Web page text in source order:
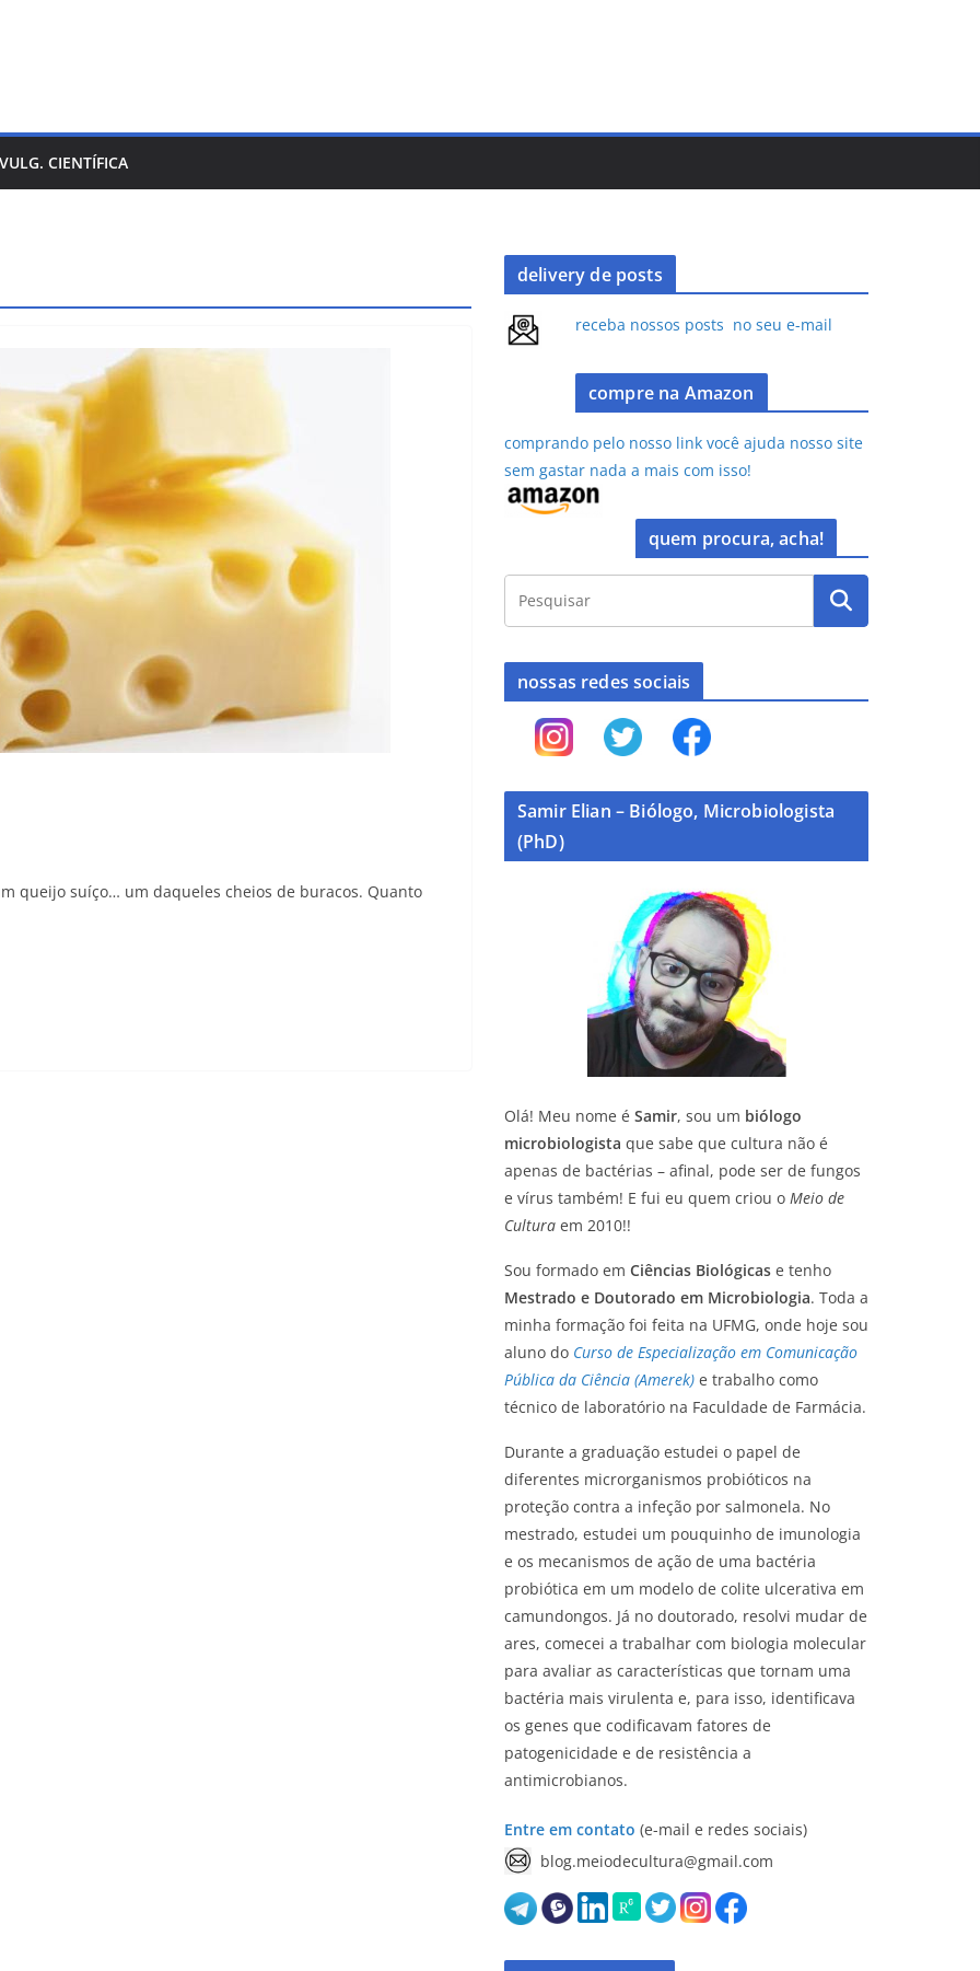
CIENTÍFICA
queijo suíço… um daqueles cheios de buracos. Quanto
delivery de posts
receba nossos posts no seu e-mail
compre na Amazon
comprando pelo nosso link você ajuda nosso site
sem gastar nada a mais com isso!
quem procura, acha!
nossas redes sociais
Samir Elian – Biólogo, Microbiologista
(PhD)
Olá! Meu nome é Samir, sou um biólogo
microbiologista que sabe que cultura não é
apenas de bactérias – afinal, pode ser de fungos
e vírus também! E fui eu quem criou o Meio de
Cultura em 2010!!
Sou formado em Ciências Biológicas e tenho
Mestrado e Doutorado em Microbiologia. Toda a
minha formação foi feita na UFMG, onde hoje sou
aluno do Curso de Especialização em Comunicação
Pública da Ciência (Amerek) e trabalho como
técnico de laboratório na Faculdade de Farmácia.
Durante a graduação estudei o papel de
diferentes microrganismos probióticos na
proteção contra a infeção por salmonela. No
mestrado, estudei um pouquinho de imunologia
e os mecanismos de ação de uma bactéria
probiótica em um modelo de colite ulcerativa em
camundongos. Já no doutorado, resolvi mudar de
ares, comecei a trabalhar com biologia molecular
para avaliar as características que tornam uma
bactéria mais virulenta e, para isso, identificava
os genes que codificavam fatores de
patogenicidade e de resistência a
antimicrobianos.
Entre em contato (e-mail e redes sociais)
blog.meiodecultura@gmail.com